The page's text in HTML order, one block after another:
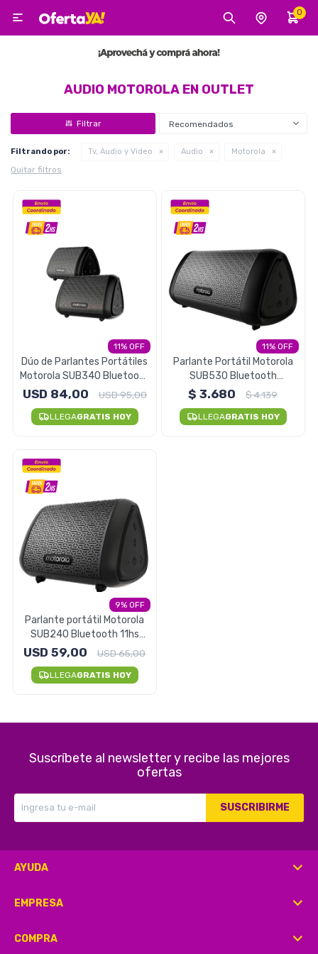
0

AUDIO MOTOROLA EN OUTLET
Recomendados
Filtrando por: Tv, Audio y Video Audio Motorola
Quitar filtros
11
Dúo de Parlantes Portátiles
Motorola SUB340 Bluetooth
Resistentes Al Agua
USD 84,00 USD95,00
LLEGAGRATIS HOY
11
Parlante Portátil Motorola
SUB530 Bluetooth
Resistente Al Agua
$ 3.680 $4.139
LLEGAGRATIS HOY
9
Parlante portátil Motorola
SUB240 Bluetooth 11hs
Waterproof
USD 59,00 USD65,00
LLEGAGRATIS HOY
Suscríbete al newsletter y recibe las mejores
ofertas
SUSCRIBIRME
AYUDA
EMPRESA
COMPRA
MI CUENTA
Tecnología
Tv, Audio y Video
Gaming
Pequeños electrodomésticos
Deportes y Tiempo Libre
Bebés y Niños
Herramientas